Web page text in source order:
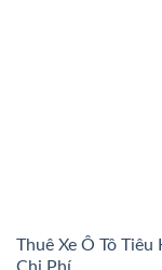
Thuê Xe Ô Tô Tiêu